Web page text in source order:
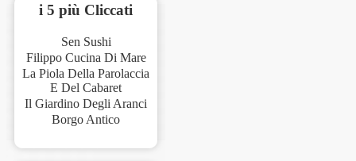
i 5 più Cliccati
Sen Sushi
Filippo Cucina Di Mare
La Piola Della Parolaccia
E Del Cabaret
Il Giardino Degli Aranci
Borgo Antico